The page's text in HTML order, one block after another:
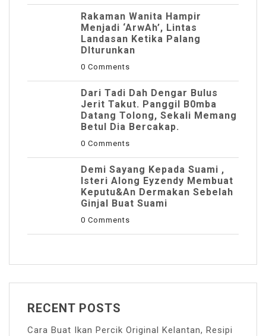
Rakaman Wanita Hampir
Menjadi ‘ArwAh’, Lintas
Landasan Ketika Palang
DIturunkan
0 Comments
Dari Tadi Dah Dengar Bulus
Jerit Takut. Panggil B0mba
Datang Tolong, Sekali Memang
Betul Dia Bercakap.
0 Comments
Demi Sayang Kepada Suami ,
Isteri Along Eyzendy Membuat
Keputu&an Dermakan Sebelah
Ginjal Buat Suami
0 Comments
RECENT POSTS
Cara Buat Ikan Percik Original Kelantan, Resipi